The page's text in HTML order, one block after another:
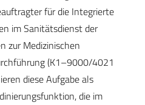
für die Integrierte
im Sanitätsdienst der
zur Medizinischen
(K1–9000/4021
diese Aufgabe als
die im